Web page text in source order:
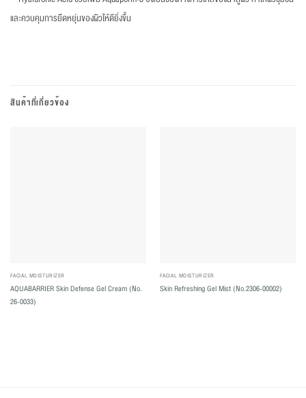
และควบคุมการยืดหยุ่นของผิวให้ดียิ่งขึ้น
สินค้าที่เกี่ยวข้อง
FACIAL MOISTURIZER
AQUABARRIER Skin Defense Gel Cream (No.
26-0033)
FACIAL MOISTURIZER
Skin Refreshing Gel Mist (No.2306-00002)